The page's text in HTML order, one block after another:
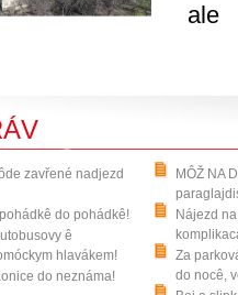
ale
zavřené nadjezd
do pohádkê!
ê
hlavákem!
do neznáma!
MÔŽ NA
Nájezd
Za
do nocê,